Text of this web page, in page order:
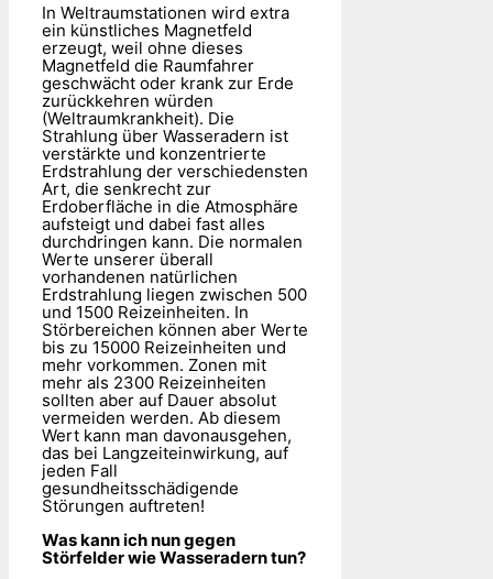
In Weltraumstationen wird extra
ein künstliches Magnetfeld
erzeugt, weil ohne dieses
Magnetfeld die Raumfahrer
geschwächt oder krank zur Erde
zurückkehren würden
(Weltraumkrankheit). Die
Strahlung über Wasseradern ist
verstärkte und konzentrierte
Erdstrahlung der verschiedensten
Art, die senkrecht zur
Erdoberfläche in die Atmosphäre
aufsteigt und dabei fast alles
durchdringen kann. Die normalen
Werte unserer überall
vorhandenen natürlichen
Erdstrahlung liegen zwischen 500
und 1500 Reizeinheiten. In
Störbereichen können aber Werte
bis zu 15000 Reizeinheiten und
mehr vorkommen. Zonen mit
mehr als 2300 Reizeinheiten
sollten aber auf Dauer absolut
vermeiden werden. Ab diesem
Wert kann man davonausgehen,
das bei Langzeiteinwirkung, auf
jeden Fall
gesundheitsschädigende
Störungen auftreten!
Was kann ich nun gegen
Störfelder wie Wasseradern tun?